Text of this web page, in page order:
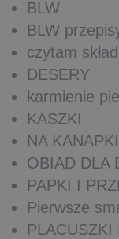
BLW
BLW
czytam skład
DESERY
karmienie
KASZKI
NA KANAPKI
OBIAD DLA
PAPKI I
Pierwsze